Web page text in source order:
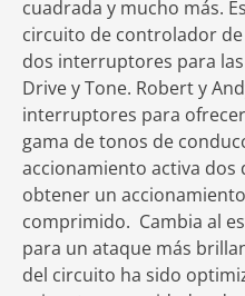
cuadrada y mucho más.
circuito de controlador
dos interruptores para
Drive y Tone. Robert y
interruptores para
gama de tonos de
accionamiento activa
obtener un
comprimido. Cambia al
para un ataque más
del circuito ha sido